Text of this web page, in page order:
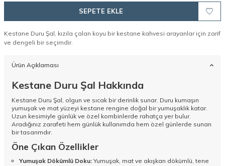
SEPETE EKLE
Kestane Duru Şal, kızıla çalan koyu bir kestane kahvesi arayanlar için zarif
ve dengeli bir seçimdir.
Ürün Açıklaması
Kestane Duru Şal Hakkında
Kestane Duru Şal, olgun ve sıcak bir derinlik sunar. Duru kumaşın
yumuşak ve mat yüzeyi kestane rengine doğal bir yumuşaklık katar.
Uzun kesimiyle günlük ve özel kombinlerde rahatça yer bulur.
Aradığınız zarafeti hem günlük kullanımda hem özel günlerde sunan
bir tasarımdır.
Öne Çıkan Özellikler
Yumuşak Dökümlü Doku: Yumuşak, mat ve akışkan dökümlü, tene